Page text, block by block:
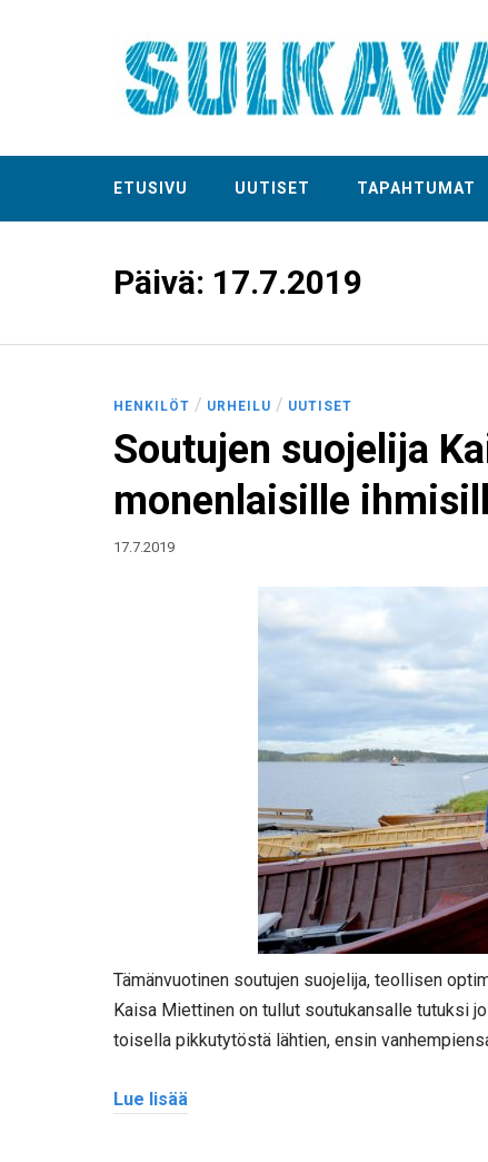
ETUSIVU UUTISET TAPAHTUMAT
Päivä: 17.7.2019
HENKILÖT / URHEILU / UUTISET
Soutujen suojelija
monenlaisille
17.7.2019
Tämänvuotinen soutujen suojelija, teollisen
Kaisa Miettinen on tullut soutukansalle tutuksi
toisella pikkutytöstä lähtien, ensin
Lue lisää